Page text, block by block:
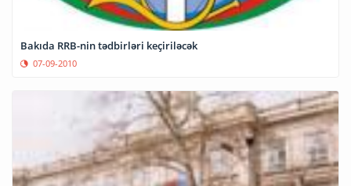
Bakıda RRB-nin tədbirləri keçiriləcək
07-09-2010